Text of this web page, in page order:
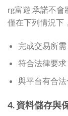
rg富遊 承諾不會
僅在下列情況下
完成交易所需
符合法律要求
與平台有合法
4. 資料儲存與